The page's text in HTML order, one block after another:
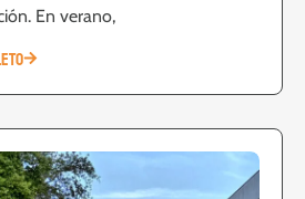
En verano,